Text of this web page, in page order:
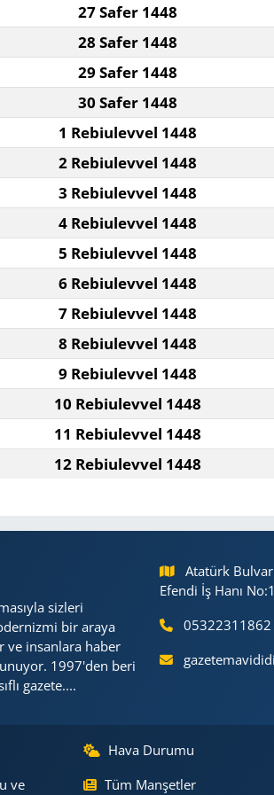
27 Safer 1448
28 Safer 1448
29 Safer 1448
30 Safer 1448
1 Rebiulevvel 1448
2 Rebiulevvel 1448
3 Rebiulevvel 1448
4 Rebiulevvel 1448
5 Rebiulevvel 1448
6 Rebiulevvel 1448
7 Rebiulevvel 1448
8 Rebiulevvel 1448
9 Rebiulevvel 1448
10 Rebiulevvel 1448
11 Rebiulevvel 1448
12 Rebiulevvel 1448
sizleri
bir araya
ve insanlara haber
1997'den beri
gazete....
Atatürk
Efendi İş Hanı
05322311862
Hava Durumu
ve
Tüm Manşetler